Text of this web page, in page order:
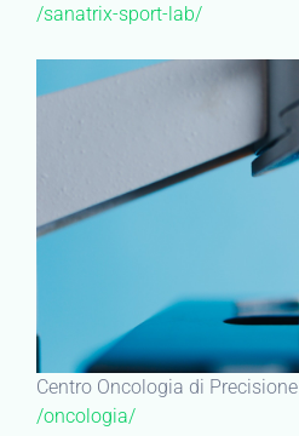
/sanatrix-sport-lab/
Centro Oncologia di Precisione
/oncologia/